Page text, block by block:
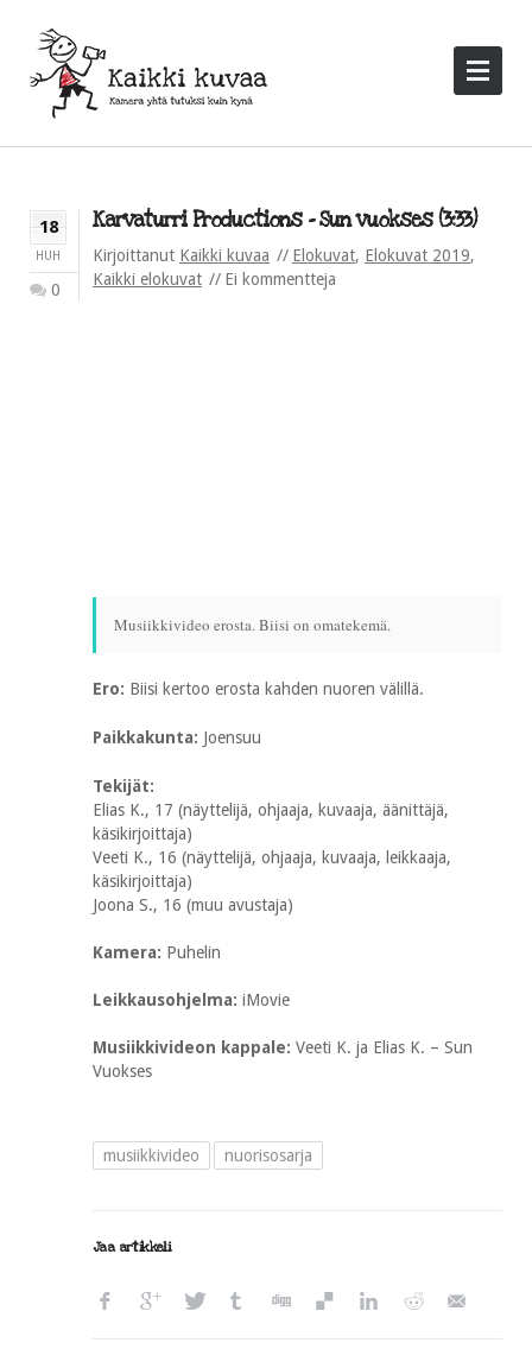
18
HUH
0
Karvaturri Productions – Sun vuokses (3:33)
Kirjoittanut Kaikki kuvaa Elokuvat, Elokuvat 2019,
Kaikki elokuvat
Ei kommentteja
Musiikkivideo erosta. Biisi on omatekemä.
Ero: Biisi kertoo erosta kahden nuoren välillä.
Paikkakunta: Joensuu
Tekijät:
Elias K., 17 (näyttelijä, ohjaaja, kuvaaja, äänittäjä,
käsikirjoittaja)
Veeti K., 16 (näyttelijä, ohjaaja, kuvaaja, leikkaaja,
käsikirjoittaja)
Joona S., 16 (muu avustaja)
Kamera: Puhelin
Leikkausohjelma: iMovie
Musiikkivideon kappale: Veeti K. ja Elias K. – Sun
Vuokses
musiikkivideo nuorisosarja
Jaa artikkeli